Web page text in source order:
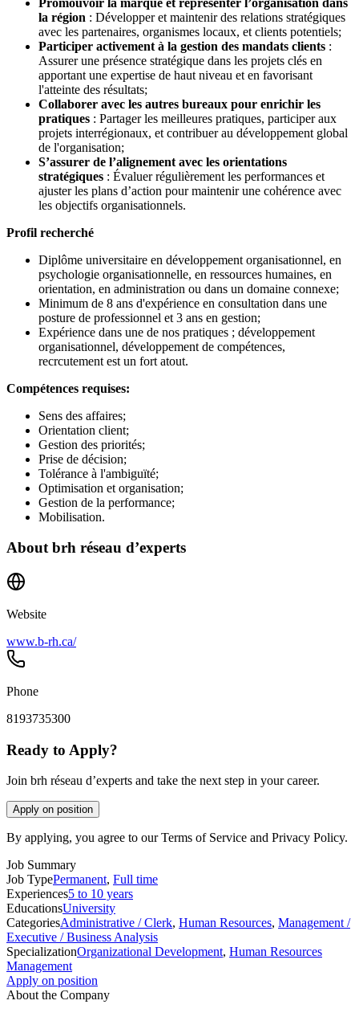
la région : Développer et maintenir des relations stratégiques
avec les partenaires, organismes locaux, et clients potentiels;
Participer activement à la gestion des mandats clients :
Assurer une présence stratégique dans les projets clés en
apportant une expertise de haut niveau et en favorisant
l'atteinte des résultats;
Collaborer avec les autres bureaux pour enrichir les
pratiques : Partager les meilleures pratiques, participer aux
projets interrégionaux, et contribuer au développement global
de l'organisation;
S’assurer de l’alignement avec les orientations
stratégiques : Évaluer régulièrement les performances et
ajuster les plans d’action pour maintenir une cohérence avec
les objectifs organisationnels.
Profil recherché
Diplôme universitaire en développement organisationnel, en
psychologie organisationnelle, en ressources humaines, en
orientation, en administration ou dans un domaine connexe;
Minimum de 8 ans d'expérience en consultation dans une
posture de professionnel et 3 ans en gestion;
Expérience dans une de nos pratiques ; développement
organisationnel, développement de compétences,
recrcutement est un fort atout.
Compétences requises:
Sens des affaires;
Orientation client;
Gestion des priorités;
Prise de décision;
Tolérance à l'ambiguïté;
Optimisation et organisation;
Gestion de la performance;
Mobilisation.
About brh réseau d’experts
Website
www.b-rh.ca/
Phone
8193735300
Ready to Apply?
Join brh réseau d’experts and take the next step in your career.
Apply on position
By applying, you agree to our Terms of Service and Privacy Policy.
Job Summary
Job TypePermanent, Full time
Experiences5 to 10 years
EducationsUniversity
CategoriesAdministrative / Clerk, Human Resources, Management /
Executive / Business Analysis
SpecializationOrganizational Development, Human Resources
Management
Apply on position
About the Company